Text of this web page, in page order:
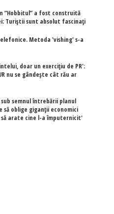
”Hobbitul” a fost construită
Turiștii sunt absolut fascinați
Metoda 'vishing' s-a
doar un exercițiu de PR':
nu se gândește cât rău ar
semnul întrebării planul
să oblige giganții economici
arate cine l-a împuternicit'